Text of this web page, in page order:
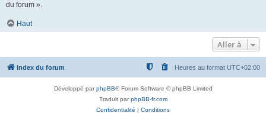
du forum ».
Haut
Aller à
Index du forum Heures au format UTC+02:00
Développé parphpBB® Forum Software © phpBB Limited
Traduit parphpBB-fr.com
Confidentialité | Conditions